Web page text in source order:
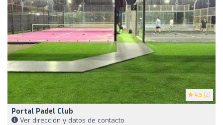
4.5 (2)
Portal Padel Club
Ver dirección y datos de contacto